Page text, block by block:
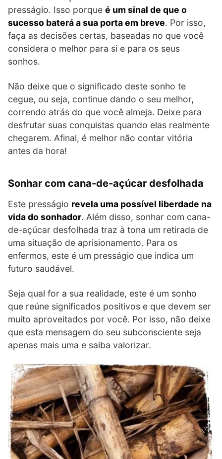
presságio. Isso porque é um sinal de que o
sucesso baterá a sua porta em breve. Por isso,
faça as decisões certas, baseadas no que você
considera o melhor para si e para os seus
sonhos.
Não deixe que o significado deste sonho te
cegue, ou seja, continue dando o seu melhor,
correndo atrás do que você almeja. Deixe para
desfrutar suas conquistas quando elas realmente
chegarem. Afinal, é melhor não contar vitória
antes da hora!
Sonhar com cana-de-açúcar desfolhada
Este presságio revela uma possível liberdade na
vida do sonhador. Além disso, sonhar com cana-
de-açúcar desfolhada traz à tona um retirada de
uma situação de aprisionamento. Para os
enfermos, este é um presságio que indica um
futuro saudável.
Seja qual for a sua realidade, este é um sonho
que reúne significados positivos e que devem ser
muito aproveitados por você. Por isso, não deixe
que esta mensagem do seu subconsciente seja
apenas mais uma e saiba valorizar.